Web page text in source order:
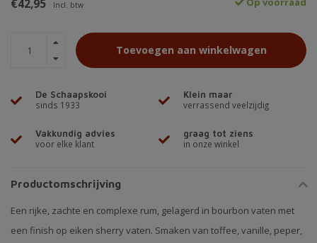
€42,95 Incl. btw
Toevoegen aan winkelwagen
De Schaapskooi
sinds 1933
Klein maar
verrassend veelzijdig
Vakkundig advies
voor elke klant
graag tot ziens
in onze winkel
Productomschrijving
Een rijke, zachte en complexe rum, gelagerd in bourbon vaten met
een finish op eiken sherry vaten. Smaken van toffee, vanille, peper,